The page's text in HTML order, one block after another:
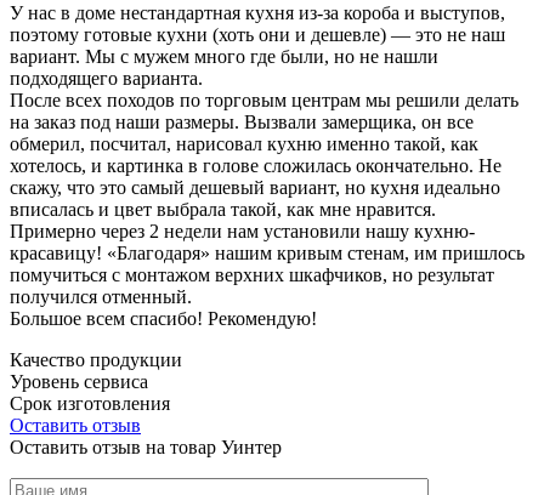
У нас в доме нестандартная кухня из-за короба и выступов,
поэтому готовые кухни (хоть они и дешевле) — это не наш
вариант. Мы с мужем много где были, но не нашли
подходящего варианта.
После всех походов по торговым центрам мы решили делать
на заказ под наши размеры. Вызвали замерщика, он все
обмерил, посчитал, нарисовал кухню именно такой, как
хотелось, и картинка в голове сложилась окончательно. Не
скажу, что это самый дешевый вариант, но кухня идеально
вписалась и цвет выбрала такой, как мне нравится.
Примерно через 2 недели нам установили нашу кухню-
красавицу! «Благодаря» нашим кривым стенам, им пришлось
помучиться с монтажом верхних шкафчиков, но результат
получился отменный.
Большое всем спасибо! Рекомендую!
Качество продукции
Уровень сервиса
Срок изготовления
Оставить отзыв
Оставить отзыв на товар Уинтер